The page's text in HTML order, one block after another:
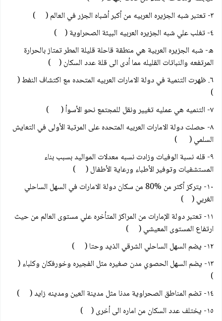
٣- تعتبر شبه الجزيره العربيه من أكبر أشباه الجزر في العالم ( )
٤- تغلب علي شبه الجزيره العربيه البيئة الصحراوية ( )
ه- شبه الجزيره العربية هي منطقة قاحلة قليلة المطر تمتاز بالحرارة
المرتفعه والنباتات القليله مما أدى الى قلة عدد السكان ( )
٦. ظهرت التنمية في دولة الامارات العربيه المتحده مع اكتشاف النفط (
)
٧- التنميه هي عمليه تغيير ونقل للمجتمع نحو الأسوأ ( )
۸- حصلت دولة الامارات العربيه المتحده على المرتبة الأولى في التعايش
السلمي ( )
٩- قله نسبة الوفيات وزادت نسبه معدلات المواليد بسبب بناء
المستشفيات وتوفير الأطباء ورعاية الأطفال ( )
۱۰- يتركز أكثر من %80 من سكان دولة الامارات في السهل الساحلي
الغربي ( )
۱۱- تعتبر دولة الإمارات من المراكز المتأخره علي مستوى العالم من حيث
ارتفاع المستوى المعيشي ( )
۱۲- يضم السهل الساحلي الشرقي الذيد وحتا ( )
۱۳- يضم السهل الحصوي مدن صغيره مثل الفجيره وخورفكان وكلباء (
)
١٤- تضم المناطق الصحراوية مدنا مثل مدينة العين ومدینه زاید ( )
۱٥- يختلف عدد السكان من اماره الى أخرى ( )